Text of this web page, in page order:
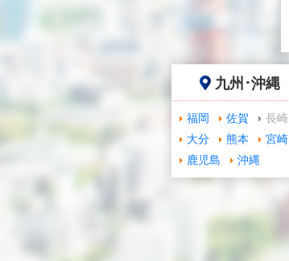
九州･沖縄
福岡 佐賀
長崎
大分
熊本
宮崎
鹿児島
沖縄